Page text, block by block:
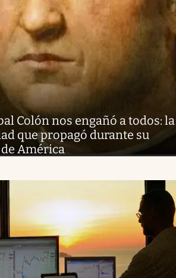
Colón nos engañó a todos: la
que propagó durante su
América